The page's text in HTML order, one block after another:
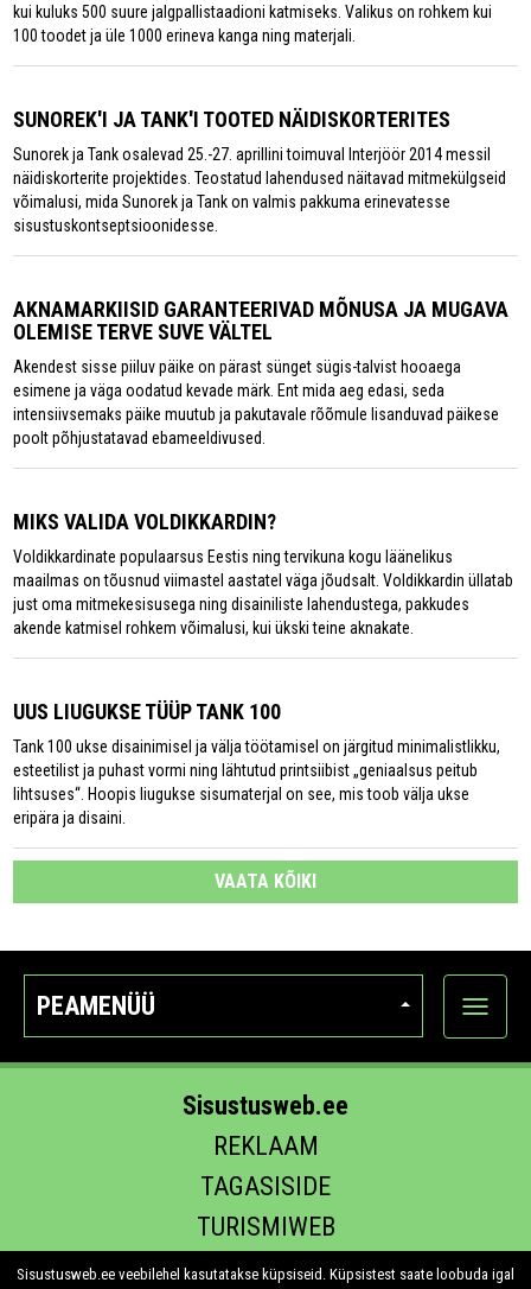
kui kuluks 500 suure jalgpallistaadioni katmiseks. Valikus on rohkem kui
100 toodet ja üle 1000 erineva kanga ning materjali.
SUNOREK'I JA TANK'I TOOTED NÄIDISKORTERITES
Sunorek ja Tank osalevad 25.-27. aprillini toimuval Interjöör 2014 messil
näidiskorterite projektides. Teostatud lahendused näitavad mitmekülgseid
võimalusi, mida Sunorek ja Tank on valmis pakkuma erinevatesse
sisustuskontseptsioonidesse.
AKNAMARKIISID GARANTEERIVAD MÕNUSA JA MUGAVA
OLEMISE TERVE SUVE VÄLTEL
Akendest sisse piiluv päike on pärast sünget sügis-talvist hooaega
esimene ja väga oodatud kevade märk. Ent mida aeg edasi, seda
intensiivsemaks päike muutub ja pakutavale rõõmule lisanduvad päikese
poolt põhjustatavad ebameeldivused.
MIKS VALIDA VOLDIKKARDIN?
Voldikkardinate populaarsus Eestis ning tervikuna kogu läänelikus
maailmas on tõusnud viimastel aastatel väga jõudsalt. Voldikkardin üllatab
just oma mitmekesisusega ning disainiliste lahendustega, pakkudes
akende katmisel rohkem võimalusi, kui ükski teine aknakate.
UUS LIUGUKSE TÜÜP TANK 100
Tank 100 ukse disainimisel ja välja töötamisel on järgitud minimalistlikku,
esteetilist ja puhast vormi ning lähtutud printsiibist „geniaalsus peitub
lihtsuses“. Hoopis liugukse sisumaterjal on see, mis toob välja ukse
eripära ja disaini.
VAATA KÕIKI
PEAMENÜÜ
Ava
Sisustusweb.ee
REKLAAM
TAGASISIDE
TURISMIWEB
EHITUS.EE
Sisustusweb.ee veebilehel kasutatakse küpsiseid. Küpsistest saate loobuda igal